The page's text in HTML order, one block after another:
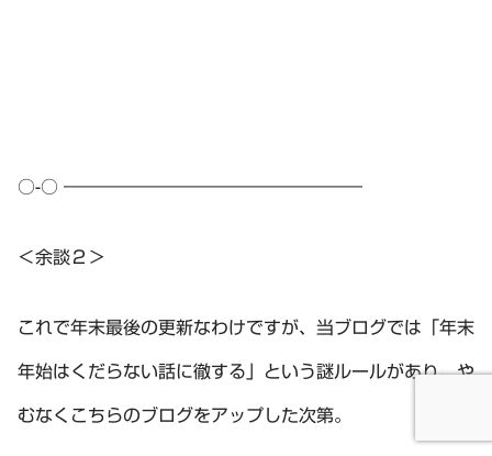
○-○ ―――――――――――――――――
＜余談２＞
これで年末最後の更新なわけですが、当ブログでは「年末
年始はくだらない話に徹する」という謎ルールがあり、や
むなくこちらのブログをアップした次第。